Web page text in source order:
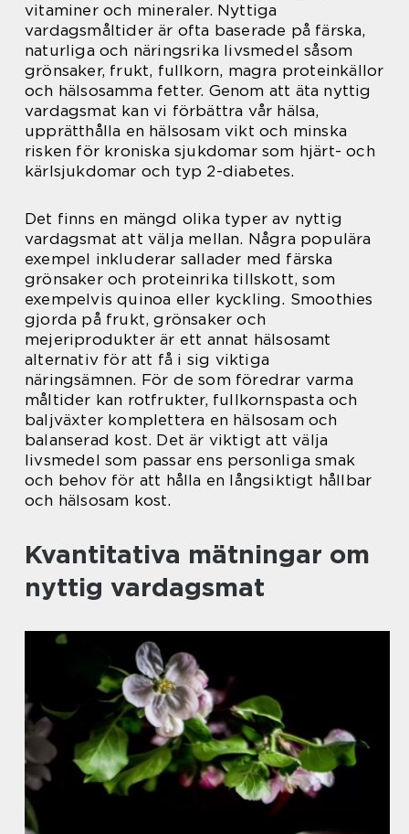
vitaminer och mineraler. Nyttiga
vardagsmåltider är ofta baserade på färska,
naturliga och näringsrika livsmedel såsom
grönsaker, frukt, fullkorn, magra proteinkällor
och hälsosamma fetter. Genom att äta nyttig
vardagsmat kan vi förbättra vår hälsa,
upprätthålla en hälsosam vikt och minska
risken för kroniska sjukdomar som hjärt- och
kärlsjukdomar och typ 2-diabetes.
Det finns en mängd olika typer av nyttig
vardagsmat att välja mellan. Några populära
exempel inkluderar sallader med färska
grönsaker och proteinrika tillskott, som
exempelvis quinoa eller kyckling. Smoothies
gjorda på frukt, grönsaker och
mejeriprodukter är ett annat hälsosamt
alternativ för att få i sig viktiga
näringsämnen. För de som föredrar varma
måltider kan rotfrukter, fullkornspasta och
baljväxter komplettera en hälsosam och
balanserad kost. Det är viktigt att välja
livsmedel som passar ens personliga smak
och behov för att hålla en långsiktigt hållbar
och hälsosam kost.
Kvantitativa mätningar om
nyttig vardagsmat